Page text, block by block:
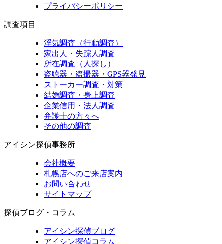
プライバシーポリシー
調査項目
浮気調査（行動調査）
家出人・失踪人調査
所在調査（人探し）
盗聴器・盗撮器・GPS器発見
ストーカー調査・対策
結婚調査・身上調査
企業信用・法人調査
弁護士の方々へ
その他の調査
アイシン探偵事務所
会社概要
札幌店へのご来店案内
お問い合わせ
サイトマップ
探偵ブログ・コラム
アイシン探偵ブログ
アイシン探偵コラム